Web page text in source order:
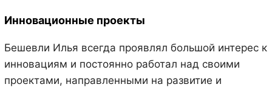
Инновационные проекты
Бешевли Илья всегда проявлял большой интерес к
инновациям и постоянно работал над своими
проектами, направленными на развитие и